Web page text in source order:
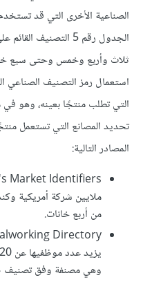
الصناعية الأخرى التي قد
الجدول رقم 5
ثلاث وأربع وخمس وحتى سبع
استعمال رمز التصنيف الصناعي
التي تطلب منتجًا بعينه، وهو
تحديد المصانع التي تستعمل
المصادر التالية:
ملايين شركة أمريكية
من أربع خانات.
وهي مصنفة وفق تصنيف